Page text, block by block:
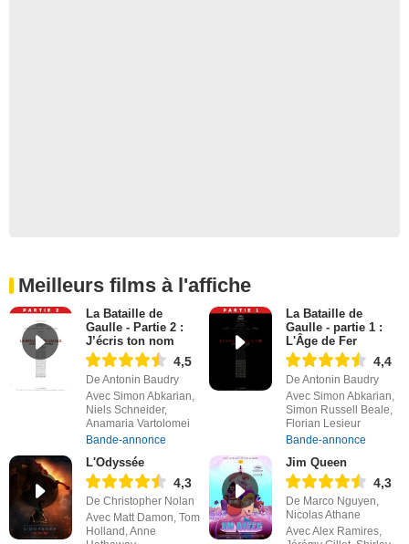
Meilleurs films à l'affiche
La Bataille de
Gaulle - Partie 2 :
J’écris ton nom
4,5
De Antonin Baudry
Avec Simon Abkarian,
Niels Schneider,
Anamaria Vartolomei
Bande-annonce
La Bataille de
Gaulle - partie 1 :
L'Âge de Fer
4,4
De Antonin Baudry
Avec Simon Abkarian,
Simon Russell Beale,
Florian Lesieur
Bande-annonce
L'Odyssée
4,3
De Christopher Nolan
Avec Matt Damon, Tom
Holland, Anne
Jim Queen
4,3
De Marco Nguyen,
Nicolas Athane
Avec Alex Ramires,